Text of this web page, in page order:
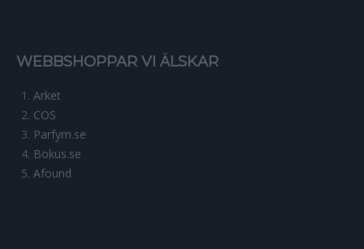
WEBBSHOPPAR VI ÄLSKAR
Arket
COS
Parfym.se
Bokus.se
Afound